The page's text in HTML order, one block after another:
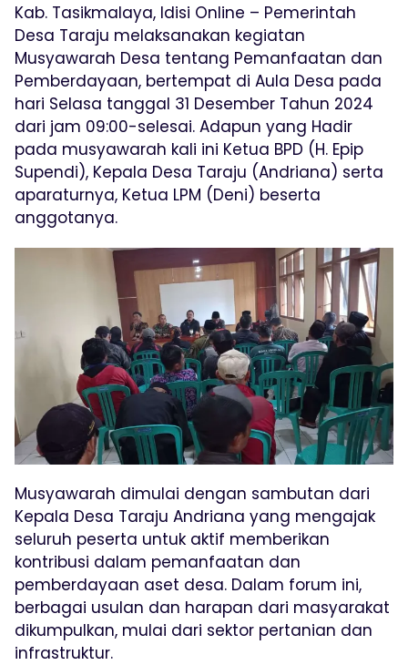
Kab. Tasikmalaya, Idisi Online – Pemerintah
Desa Taraju melaksanakan kegiatan
Musyawarah Desa tentang Pemanfaatan dan
Pemberdayaan, bertempat di Aula Desa pada
hari Selasa tanggal 31 Desember Tahun 2024
dari jam 09:00-selesai. Adapun yang Hadir
pada musyawarah kali ini Ketua BPD (H. Epip
Supendi), Kepala Desa Taraju (Andriana) serta
aparaturnya, Ketua LPM (Deni) beserta
anggotanya.
Musyawarah dimulai dengan sambutan dari
Kepala Desa Taraju Andriana yang mengajak
seluruh peserta untuk aktif memberikan
kontribusi dalam pemanfaatan dan
pemberdayaan aset desa. Dalam forum ini,
berbagai usulan dan harapan dari masyarakat
dikumpulkan, mulai dari sektor pertanian dan
infrastruktur.